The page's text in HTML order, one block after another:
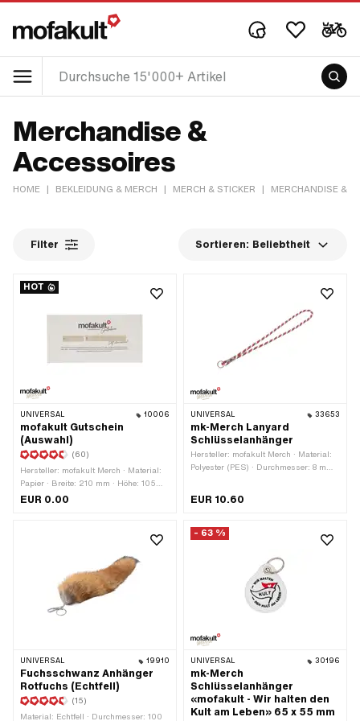
Merchandise &
Accessoires
HOME | BEKLEIDUNG & MERCH | MERCH & STICKER | MERCHANDISE &
Filter Sortieren: Beliebtheit
HOT
UNIVERSAL 10006
mofakult Gutschein
(Auswahl)
(60)
Hersteller: mofakult Merch · Material:
Papier · Breite: 210 mm · Höhe: 105
mm
EUR 0.00
UNIVERSAL 33653
mk-Merch Lanyard
Schlüsselanhänger
Hersteller: mofakult Merch · Material:
Polyester (PES) · Durchmesser: 8 mm ·
Verschlussart: Schlüsselring
EUR 10.60
UNIVERSAL 19910
Fuchsschwanz Anhänger
Rotfuchs (Echtfell)
(15)
Material: Echtfell · Durchmesser: 100
- 63 %
UNIVERSAL 30196
mk-Merch
Schlüsselanhänger
«mofakult - Wir halten den
Kult am Leben» 65 x 55 mm